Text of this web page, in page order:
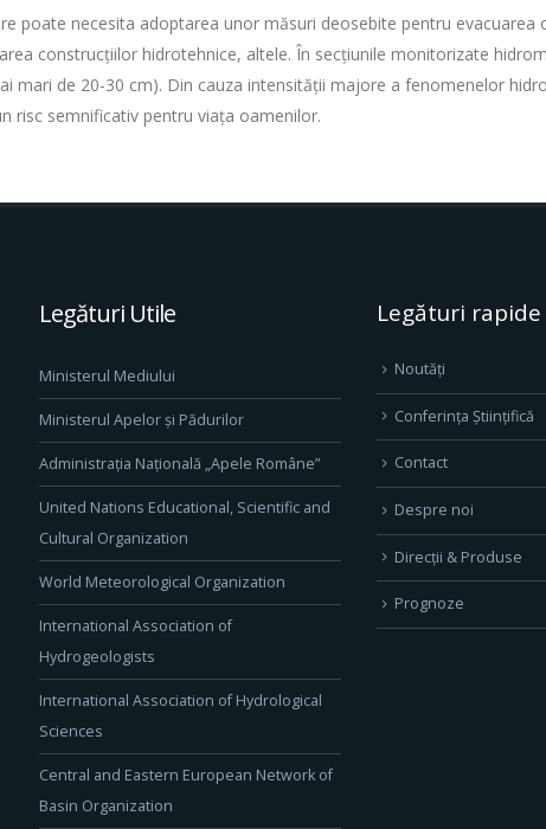
poate necesita adoptarea unor măsuri deosebite pentru
construcţiilor hidrotehnice, altele. În secţiunile monitorizate
mari de 20-30 cm). Din cauza intensității majore a fenomenelor
risc semnificativ pentru viața oamenilor.
Legături Utile
Ministerul Mediului
Ministerul Apelor și Pădurilor
Administrația Națională „Apele Române”
United Nations Educational, Scientific and
Cultural Organization
World Meteorological Organization
International Association of
Hydrogeologists
International Association of Hydrological
Sciences
Central and Eastern European Network of
Basin Organization
Legături rapide
Noutăți
Conferința Științifică
Contact
Despre noi
Direcţii & Produse
Prognoze